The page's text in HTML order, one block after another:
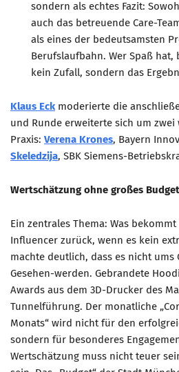
sondern als echtes Fazit:
auch das betreuende Care-
als eines der bedeutsamsten
Berufslaufbahn. Wer Spaß
kein Zufall, sondern das
Klaus Eck moderierte die
und Runde erweiterte sich um
Praxis: Verena Krones, Bayern
Skeledzija, SBK Siemens-
Wertschätzung ohne großes Budget
Ein zentrales Thema: Was
Influencer zurück, wenn es kein
machte deutlich, dass es nicht ums
Gesehen-werden. Gebrandete
Awards aus dem 3D-Drucker des
Tunnelführung. Der monatliche
Monats“ wird nicht für den
sondern für besonderes
Wertschätzung muss nicht teuer